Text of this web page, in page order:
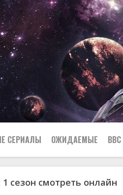
СЕРИАЛЫ ОЖИДАЕМЫЕ BBC
сезон смотреть онлайн